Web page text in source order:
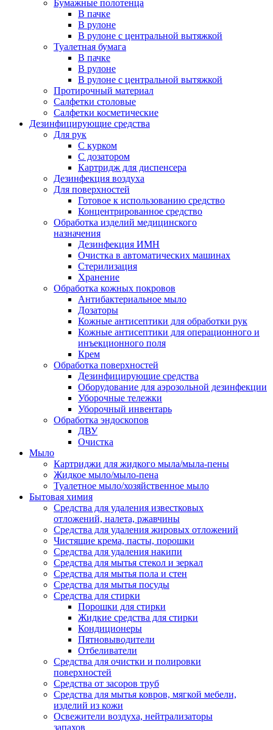
Бумажные полотенца
В пачке
В рулоне
В рулоне с центральной вытяжкой
Туалетная бумага
В пачке
В рулоне
В рулоне с центральной вытяжкой
Протирочный материал
Салфетки столовые
Салфетки косметические
Дезинфицирующие средства
Для рук
С курком
С дозатором
Картридж для диспенсера
Дезинфекция воздуха
Для поверхностей
Готовое к использованию средство
Концентрированное средство
Обработка изделий медицинского
назначения
Дезинфекция ИМН
Очистка в автоматических машинах
Стерилизация
Хранение
Обработка кожных покровов
Антибактериальное мыло
Дозаторы
Кожные антисептики для обработки рук
Кожные антисептики для операционного и
инъекционного поля
Крем
Обработка поверхностей
Дезинфицирующие средства
Оборудование для аэрозольной дезинфекции
Уборочные тележки
Уборочный инвентарь
Обработка эндоскопов
ДВУ
Очистка
Мыло
Картриджи для жидкого мыла/мыла-пены
Жидкое мыло/мыло-пена
Туалетное мыло/хозяйственное мыло
Бытовая химия
Средства для удаления известковых
отложений, налета, ржавчины
Средства для удаления жировых отложений
Чистящие крема, пасты, порошки
Средства для удаления накипи
Средства для мытья стекол и зеркал
Средства для мытья пола и стен
Средства для мытья посуды
Средства для стирки
Порошки для стирки
Жидкие средства для стирки
Кондиционеры
Пятновыводители
Отбеливатели
Средства для очистки и полировки
поверхностей
Средства от засоров труб
Средства для мытья ковров, мягкой мебели,
изделий из кожи
Освежители воздуха, нейтрализаторы
запахов